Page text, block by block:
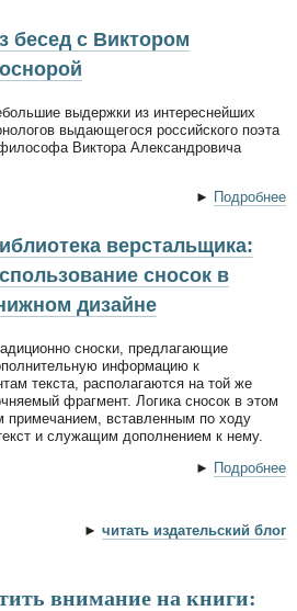
бесед с Виктором
выдержки из интереснейших
выдающегося российского поэта
Виктора Александровича
► Подробнее
верстальщика:
сносок в
дизайне
сноски, предлагающие
информацию к
текста, располагаются на той же
фрагмент. Логика сносок в этом
примечанием, вставленным по ходу
и служащим дополнением к нему.
► Подробнее
► читать издательский блог
внимание на книги: